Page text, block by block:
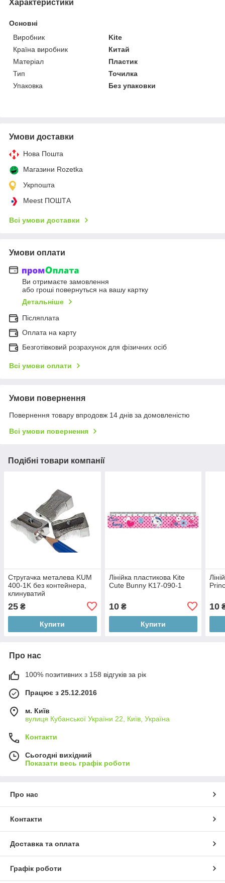
Характеристики
Основні
Виробник
Kite
Країна виробник
Китай
Матеріал
Пластик
Тип
Точилка
Упаковка
Без упаковки
Умови доставки
Нова Пошта
Магазини Rozetka
Укрпошта
Meest ПОШТА
Всі умови доставки
Умови оплати
Ви отримаєте замовлення
або гроші повернуться на вашу картку
Детальніше
Післяплата
Оплата на карту
Безготівковий розрахунок для фізичних осіб
Всі умови оплати
Умови повернення
Повернення товару впродовж 14 днів за домовленістю
Всі умови повернення
Подібні товари компанії
Стругачка металева KUM
400-1K без контейнера,
клинуватий
25 ₴
Купити
Лінійка пластикова Kite
Cute Bunny K17-090-1
10₴
Купити
10
Про нас
100% позитивних з 158 відгуків за рік
Працює з 25.12.2016
м. Київ
вулиця Кубанської України 22, Київ, Україна
Контакти
Сьогодні вихідний
Показати весь графік роботи
Про нас
Контакти
Доставка та оплата
Графік роботи